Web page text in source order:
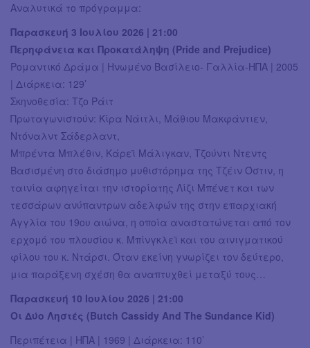
Αναλυτικά το πρόγραμμα:
Παρασκευή 3 Ιουλίου 2026 | 21:00
Περηφάνεια και Προκατάληψη (Pride and Prejudice)
Ρομαντικό Δράμα | Ηνωμένο Βασίλειο- Γαλλία-ΗΠΑ | 2005
| Διάρκεια: 129’
Σκηνοθεσία: Τζο Ράιτ
Πρωταγωνιστούν: Κίρα Νάιτλι, Μάθιου Μακφάντιεν,
Ντόναλντ Σάδερλαντ,
Μπρέντα Μπλέθιν, Κάρεϊ Μάλιγκαν, Τζούντι Ντεντς
Βασισμένη στο διάσημο μυθιστόρημα της Τζέιν Όστιν, η
ταινία αφηγείται την ιστορίατης Λίζι Μπένετ και των
τεσσάρων ανύπαντρων αδελφών της στην επαρχιακή
Αγγλία του 19ου αιώνα, η οποία αναστατώνεται από τον
ερχομό του πλουσίου κ. Μπίνγκλεϊ και του αινιγματικού
φίλου του κ. Ντάρσι. Όταν εκείνη γνωρίζει τον δεύτερο,
μια παράξενη σχέση θα αναπτυχθεί μεταξύ τους…
Παρασκευή 10 Ιουλίου 2026 | 21:00
Οι Δύο Ληστές (Butch Cassidy And The Sundance Kid)
Περιπέτεια | ΗΠΑ | 1969 | Διάρκεια: 110’